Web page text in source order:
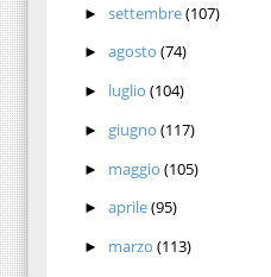
► settembre(107)
► agosto (74)
► luglio (104)
► giugno (117)
► maggio (105)
► aprile(95)
► marzo (113)